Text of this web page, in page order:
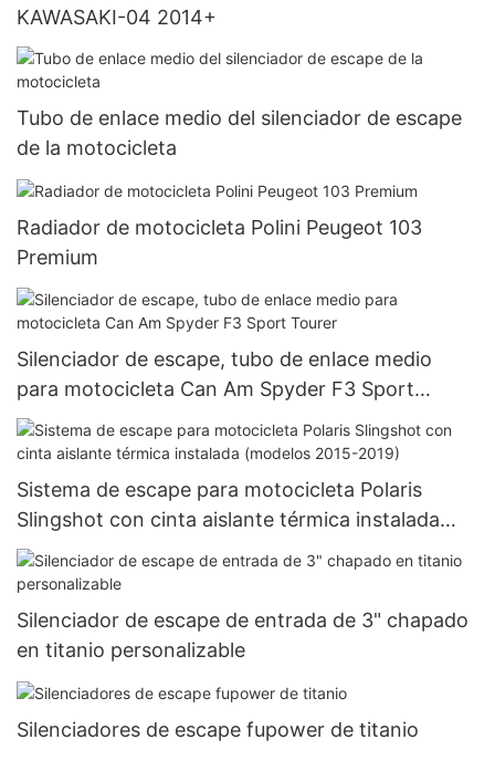
KAWASAKI-04 2014+
Tubo de enlace medio del silenciador de escape
de la motocicleta
Radiador de motocicleta Polini Peugeot 103
Premium
Silenciador de escape, tubo de enlace medio
para motocicleta Can Am Spyder F3 Sport
Tourer
Sistema de escape para motocicleta Polaris
Slingshot con cinta aislante térmica instalada
(modelos 2015-2019)
Silenciador de escape de entrada de 3" chapado
en titanio personalizable
Silenciadores de escape fupower de titanio